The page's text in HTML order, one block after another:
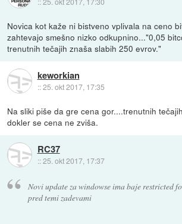
Novica kot kaže ni bistveno vplivala na ceno
zahtevajo smešno nizko odkupnino..."0,05
trenutnih tečajih znaša slabih 250 evrov."
keworkian
::25. okt 2017, 17:35
Na sliki piše da gre cena gor....trenutnih
dokler se cena ne zviša.
RC37
::25. okt 2017, 17:37
Novi update za windowse ima baje restricted
pred temi zadevami